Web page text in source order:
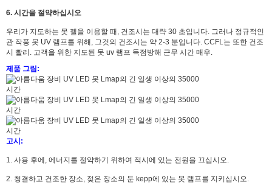
6. 시간을 절약하십시오
우리가 지도하는 못 젤을 이용할 때, 건조시는 대략 30 초입니다. 그러나 정규적인
관 작풍 못 UV 램프를 위해, 그것의 건조시는 약 2-3 분입니다. CCFL는 또한 건조
시 빨리. 고객을 위한 지도된 못 uv 램프 득점방해 근무 시간 매우.
제품 그림:
고시:
1. 사용 후에, 에너지를 절약하기 위하여 적시에 있는 전원을 끄십시오.
2. 청결하고 건조한 장소, 젖은 장소의 둔 kepp에 있는 못 램프를 지키십시오.